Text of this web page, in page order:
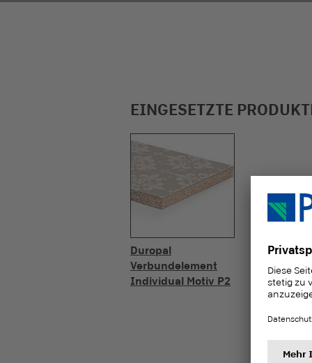
EINGESETZTE
Duropal
Verbundelement
Individual Motiv P2